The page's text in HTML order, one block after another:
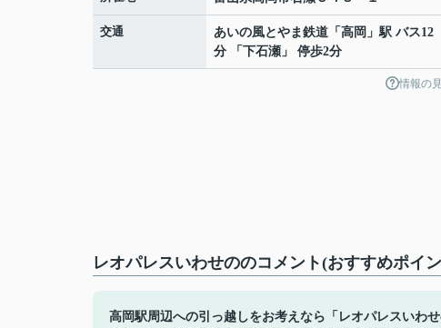
交通 あいの風とやま鉄道 「 高岡 」駅 バス12
分 「下石瀬」 停歩2分
情報の
レオパレスいわせののコメント(おすすめポイ
高岡駅周辺への引っ越しをお考えなら「レオパレスいわ